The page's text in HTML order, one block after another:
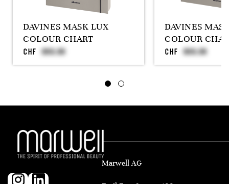
DAVINES MASK LUX
COLOUR CHART
CHF
DAVINES
COLOUR
CHF
Marwell AG